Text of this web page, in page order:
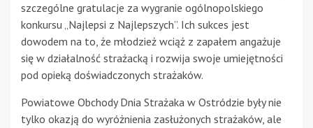
szczególne gratulacje za wygranie ogólnopolskiego
konkursu „Najlepsi z Najlepszych”. Ich sukces jest
dowodem na to, że młodzież wciąż z zapałem angażuje
się w działalność strażacką i rozwija swoje umiejętności
pod opieką doświadczonych strażaków.
Powiatowe Obchody Dnia Strażaka w Ostródzie były nie
tylko okazją do wyróżnienia zasłużonych strażaków, ale